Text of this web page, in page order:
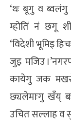
‘थः बूगु व
म्होतिं नं छगू
‘विदेशी भूमिइ
जुइ मजिउ
कायेगु जक मखसे
छ्यलेमाःगु खँय्
उचित सल्लाह व